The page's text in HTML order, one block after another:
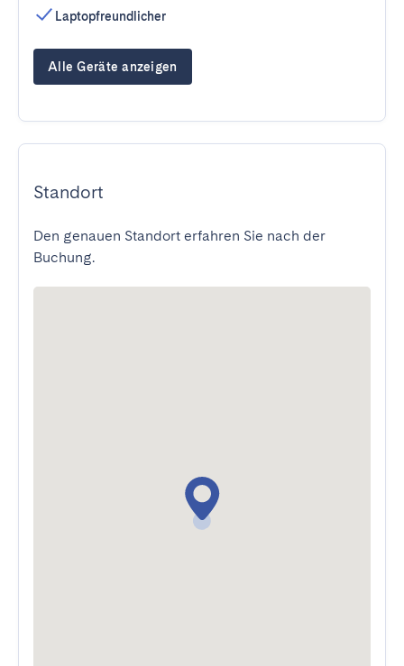
Laptopfreundlicher
Alle Geräte anzeigen
Standort
Den genauen Standort erfahren Sie nach der
Buchung.